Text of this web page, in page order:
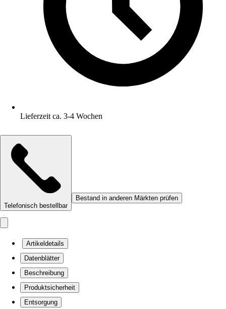
Lieferzeit ca. 3-4 Wochen
Telefonisch bestellbar
Bestand in anderen Märkten prüfen
Artikeldetails
Datenblätter
Beschreibung
Produktsicherheit
Entsorgung